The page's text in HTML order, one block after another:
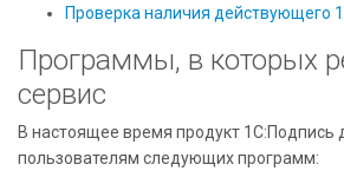
Проверка наличия действующего
Программы, в которых
сервис
В настоящее время продукт 1С:Подпись
пользователям следующих программ: